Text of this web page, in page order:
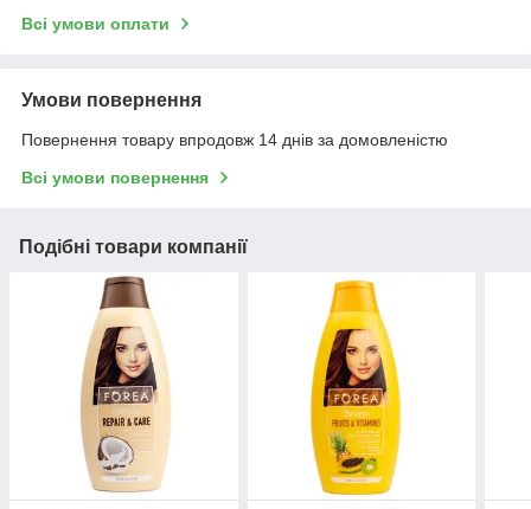
Всі умови оплати
Умови повернення
Повернення товару впродовж 14 днів за домовленістю
Всі умови повернення
Подібні товари компанії